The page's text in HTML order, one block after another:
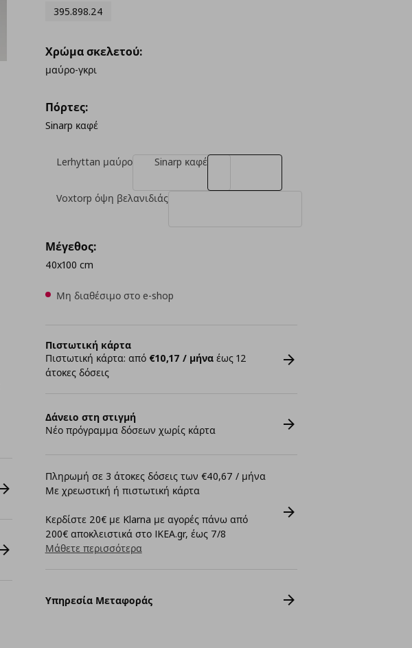
395.898.24
Χρώμα σκελετού:
μαύρο-γκρι
Πόρτες:
Sinarp καφέ
Lerhyttan μαύρο Sinarp καφέ
Voxtorp όψη βελανιδιάς
Μέγεθος:
40x100 cm
Μη διαθέσιμο στο e-shop
Πιστωτική κάρτα
Πιστωτική κάρτα: από €10,17 / μήναέως 12
άτοκες δόσεις
Δάνειο στη στιγμή
Νέο πρόγραμμα δόσεων χωρίς κάρτα
Πληρωμή σε 3 άτοκες δόσεις των €40,67 / μήνα
Με χρεωστική ή πιστωτική κάρτα
Κερδίστε 20€ με Klarna με αγορές πάνω από
200€ αποκλειστικά στο IKEA.gr, έως 7/8
Μάθετε περισσότερα
Υπηρεσία Μεταφοράς